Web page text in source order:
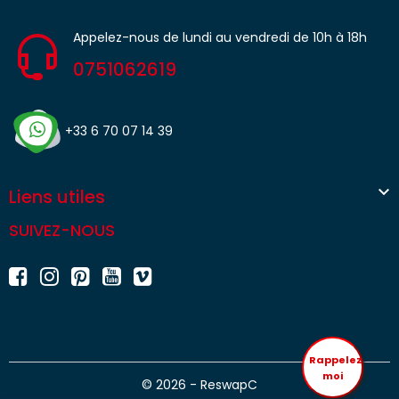
Appelez-nous de lundi au vendredi de 10h à 18h
0751062619
+33 6 70 07 14 39
Liens utiles 
SUIVEZ-NOUS
© 2026 - ReswapC
Rappelez
moi